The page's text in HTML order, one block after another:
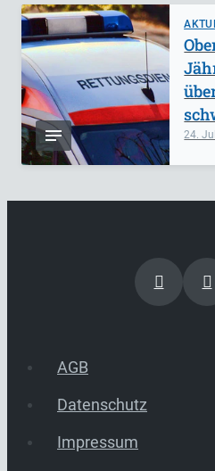
24.
AGB
Datenschutz
Impressum